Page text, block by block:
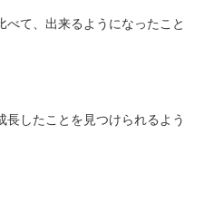
て、出来るようになったこと
したことを見つけられるよう